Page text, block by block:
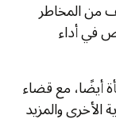
من المخاطر
في أداء
أيضًا، مع قضاء
الأخرى والمزيد